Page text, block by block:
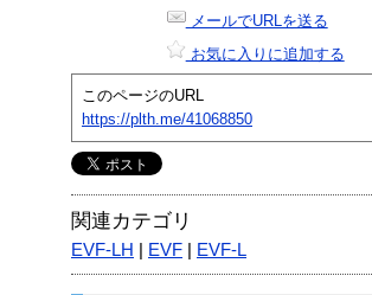
メールでURLを送る
お気に入りに追加する
このページのURL
https://plth.me/41068850
関連カテゴリ
EVF-LH EVF EVF-L